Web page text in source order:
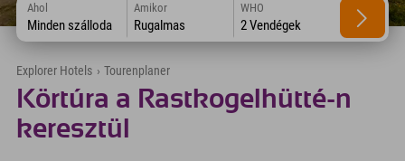
Ahol
Minden szálloda
Amikor
Rugalmas
WHO
2 Vendégek
Explorer Hotels › Tourenplaner
Körtúra a Rastkogelhütté-n
keresztül